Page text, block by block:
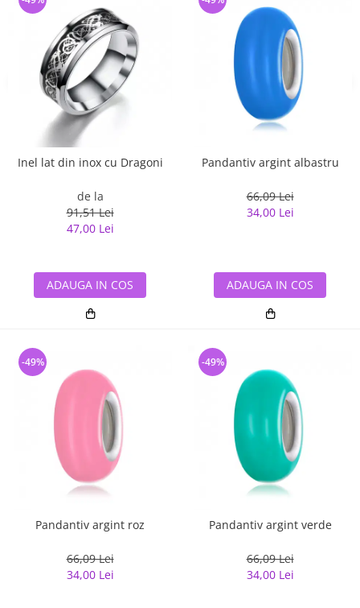
Inel lat din inox cu Dragoni
de la
91,51 Lei
47,00 Lei
ADAUGA IN COS
Pandantiv argint albastru
66,09 Lei
34,00 Lei
ADAUGA IN COS
Pandantiv argint roz
66,09 Lei
34,00 Lei
-49%
Pandantiv argint verde
66,09 Lei
34,00 Lei
-49%